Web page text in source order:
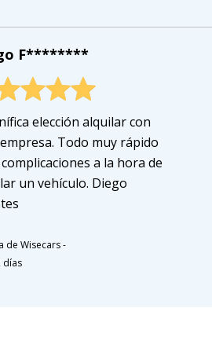
F********
elección alquilar con
Todo muy rápido
a la hora de
un vehículo. Diego
de Wisecars-
días